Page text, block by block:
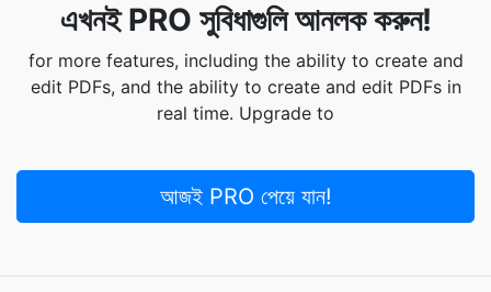
এখনই PRO সুবিধাগুলি আনলক করুন!
for more features, including the ability to create and
edit PDFs, and the ability to create and edit PDFs in
real time. Upgrade to
আজই PRO পেয়ে যান!